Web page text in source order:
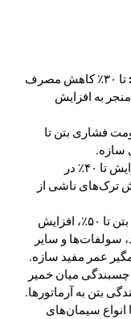
تا ۳۰٪ کاهش مصرف
به افزایش
فشاری بتن تا
افزایش تا ۴۰٪ در
ناشی از
کاهش نفوذپذیری بتن تا ۵۰٪، افزایش
سولفات‌ها و سایر
عمر مفید سازه.
چسبندگی میان خمیر
بتن به آرماتورها.
انواع سیمان‌های